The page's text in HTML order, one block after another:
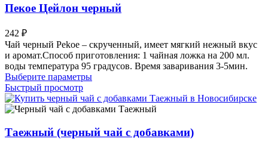
Опции
можно
странице
товара.
Пекое Цейлон черный
242 ₽
Чай черный Pekoe – скрученный, имеет мягкий нежный вкус
и аромат.Способ приготовления: 1 чайная ложка на 200 мл.
воды температура 95 градусов. Время заваривания 3-5мин.
Выберите параметрыЭтот
имеет
несколько
Опции
можно
Быстрый просмотр
Таежный (черный чай с добавками)